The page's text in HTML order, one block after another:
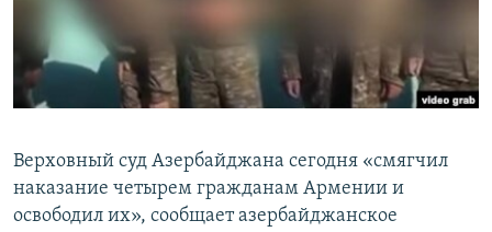
СПОРТ
МИР
БЛОГИ
ГОЛОСА
ЧИТАЕМ ПРЕССУ
АРХИВ РАДИОПРОГРАММЫ
Все сайты РСЕ/РС
Верховный суд Азербайджана сегодня «смягчил
наказание четырем гражданам Армении и
освободил их», сообщает азербайджанское